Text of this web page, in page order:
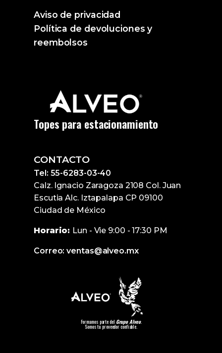
Aviso de privacidad
Política de devoluciones y
reembolsos
Topes para estacionamiento
CONTACTO
Tel: 55-6283-03-40
Calz. Ignacio Zaragoza 2108 Col. Juan
Escutia Alc. Iztapalapa CP 09100
Ciudad de México
Horario: Lun - Vie 9:00 - 17:30 PM
Correo: ventas@alveo.mx
Formamos parte del Grupo Alveo.
Somos tu proveedor confiable.